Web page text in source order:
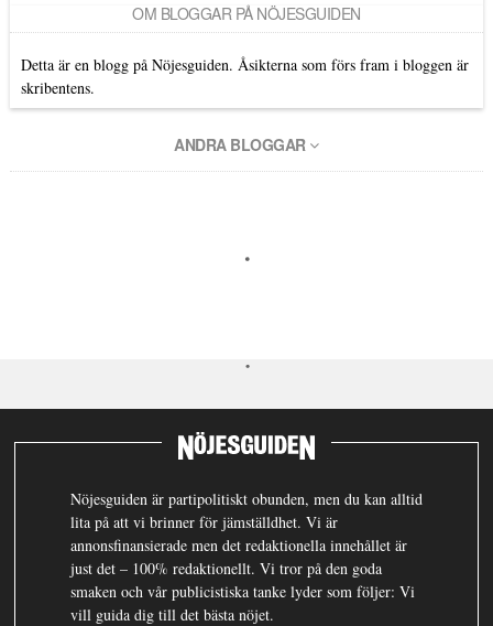
OM BLOGGAR PÅ NÖJESGUIDEN
Detta är en blogg på Nöjesguiden. Åsikterna som förs fram i bloggen är
skribentens.
ANDRA BLOGGAR
Nöjesguiden är partipolitiskt obunden, men du kan alltid
lita på att vi brinner för jämställdhet. Vi är
annonsfinansierade men det redaktionella innehållet är
just det – 100% redaktionellt. Vi tror på den goda
smaken och vår publicistiska tanke lyder som följer: Vi
vill guida dig till det bästa nöjet.